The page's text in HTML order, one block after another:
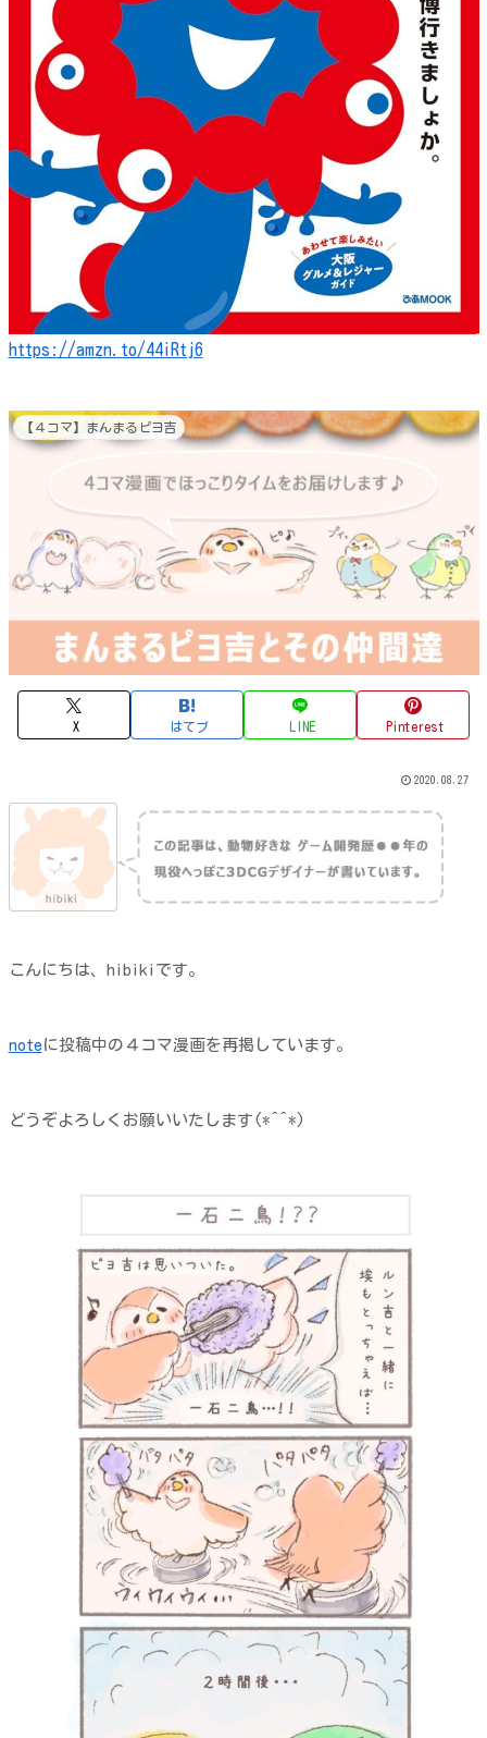
https://amzn.to/44iRtj6
【４コマ】まんまるピヨ吉
X はてブ LINE Pinterest
2020.08.27
こんにちは、hibikiです。
note に投稿中の４コマ漫画を再掲しています。
どうぞよろしくお願いいたします(*^^*)